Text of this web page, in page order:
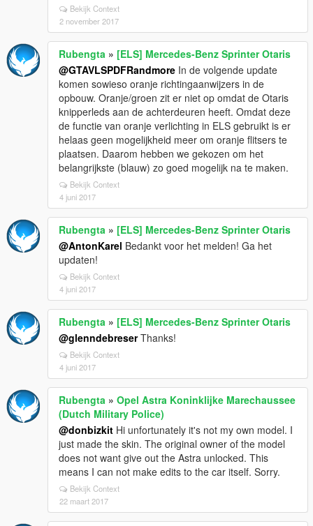
Bekijk Context
2 november 2017
Rubengta » [ELS] Mercedes-Benz Sprinter Otaris
@GTAVLSPDFRandmore In de volgende update
komen sowieso oranje richtingaanwijzers in de
opbouw. Oranje/groen zit er niet op omdat de Otaris
knipperleds aan de achterdeuren heeft. Omdat deze
de functie van oranje verlichting in ELS gebruikt is er
helaas geen mogelijkheid meer om oranje flitsers te
plaatsen. Daarom hebben we gekozen om het
belangrijkste (blauw) zo goed mogelijk na te maken.
Bekijk Context
4 juni 2017
Rubengta » [ELS] Mercedes-Benz Sprinter Otaris
@AntonKarel Bedankt voor het melden! Ga het
updaten!
Bekijk Context
4 juni 2017
Rubengta » [ELS] Mercedes-Benz Sprinter Otaris
@glenndebreserThanks!
Bekijk Context
4 juni 2017
Rubengta » Opel Astra Koninklijke Marechaussee
(Dutch Military Police)
@donbizkit Hi unfortunately it's not my own model. I
just made the skin. The original owner of the model
does not want give out the Astra unlocked. This
means I can not make edits to the car itself. Sorry.
Bekijk Context
22 maart 2017